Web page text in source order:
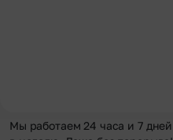
Мы работаем 24 часа и 7 дней